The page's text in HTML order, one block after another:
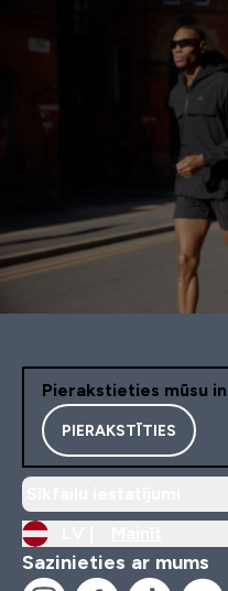
Pierakstieties mūsu
PIERAKSTĪTIES
Sazinieties ar mums